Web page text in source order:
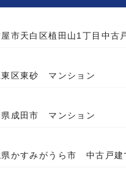
屋市天白区植田山1丁目中古
東区東砂 マンション
県成田市 マンション
県かすみがうら市 中古戸建